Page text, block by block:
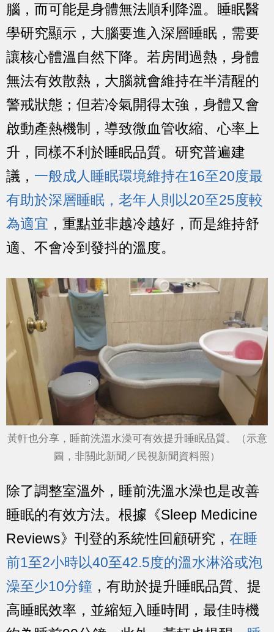
腦，而可能是身體無法順利降溫。睡眠醫
學研究顯示，大腦要進入深層睡眠，需要
讓核心體溫自然下降。若房間過熱，身體
無法有效散熱，大腦就會維持在半清醒的
警戒狀態；但若冷氣開得太強，身體又會
啟動產熱機制，導致微血管收縮、心率上
升，同樣不利於睡眠品質。研究普遍建
議， 一般成人睡眠環境維持在16至20度最
有助於深層睡眠，老年人則以20至25度較
為適宜 ，重點並非越冷越好，而是維持舒
適、不會冷到發抖的溫度。
黃軒也分享，睡前洗溫水澡可有效提升睡眠品質。（示意
圖，非關此新聞／民視新聞資料照）
除了調整室溫外，睡前洗溫水澡也是改善
睡眠的有效方法。根據《Sleep Medicine
Reviews》刊登的系統性回顧研究， 在睡
前1至2小時以40至42.5度的溫水淋浴或泡
澡至少10分鐘，有助於提升睡眠品質、提
高睡眠效率，並縮短入睡時間，最佳時機